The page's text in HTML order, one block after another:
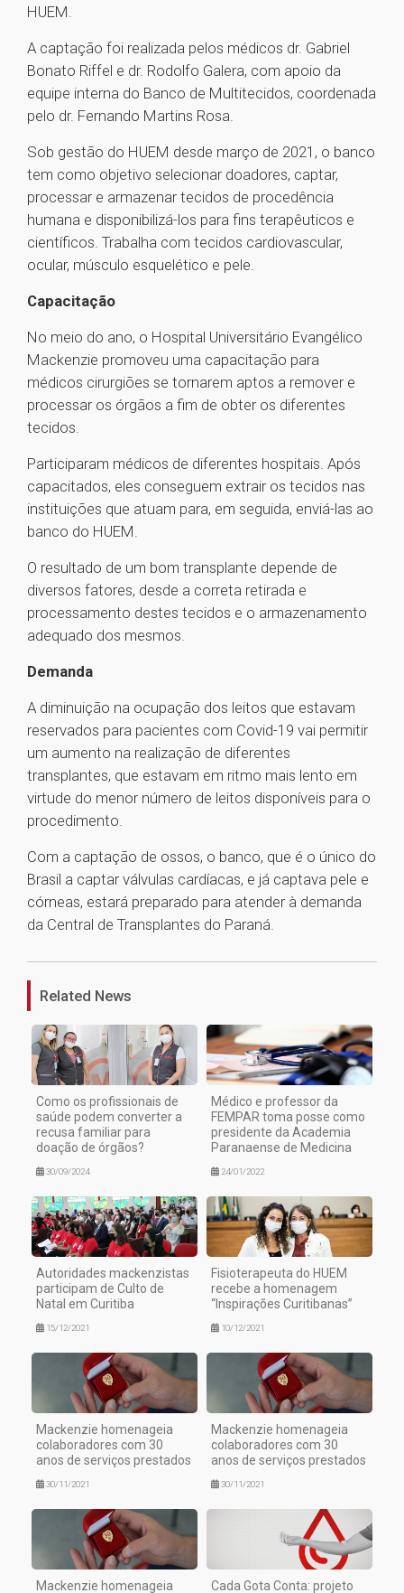
HUEM.
A captação foi realizada pelos médicos dr. Gabriel
Bonato Riffel e dr. Rodolfo Galera, com apoio da
equipe interna do Banco de Multitecidos, coordenada
pelo dr. Fernando Martins Rosa.
Sob gestão do HUEM desde março de 2021, o banco
tem como objetivo selecionar doadores, captar,
processar e armazenar tecidos de procedência
humana e disponibilizá-los para fins terapêuticos e
científicos. Trabalha com tecidos cardiovascular,
ocular, músculo esquelético e pele.
Capacitação
No meio do ano, o Hospital Universitário Evangélico
Mackenzie promoveu uma capacitação para
médicos cirurgiões se tornarem aptos a remover e
processar os órgãos a fim de obter os diferentes
tecidos.
Participaram médicos de diferentes hospitais. Após
capacitados, eles conseguem extrair os tecidos nas
instituições que atuam para, em seguida, enviá-las ao
banco do HUEM.
O resultado de um bom transplante depende de
diversos fatores, desde a correta retirada e
processamento destes tecidos e o armazenamento
adequado dos mesmos.
Demanda
A diminuição na ocupação dos leitos que estavam
reservados para pacientes com Covid-19 vai permitir
um aumento na realização de diferentes
transplantes, que estavam em ritmo mais lento em
virtude do menor número de leitos disponíveis para o
procedimento.
Com a captação de ossos, o banco, que é o único do
Brasil a captar válvulas cardíacas, e já captava pele e
córneas, estará preparado para atender à demanda
da Central de Transplantes do Paraná.
1
Related News
Como os profissionais de
saúde podem converter a
recusa familiar para
doação de órgãos?
30/09/2024
Médico e professor da
FEMPAR toma posse como
presidente da Academia
Paranaense de Medicina
24/01/2022
Autoridades mackenzistas
participam de Culto de
Natal em Curitiba
15/12/2021
Fisioterapeuta do HUEM
recebe a homenagem
“Inspirações Curitibanas”
10/12/2021
Mackenzie homenageia
colaboradores com 30
anos de serviços prestados
30/11/2021
Mackenzie homenageia
colaboradores com 30
anos de serviços prestados
30/11/2021
Mackenzie homenageia Cada Gota Conta: projeto